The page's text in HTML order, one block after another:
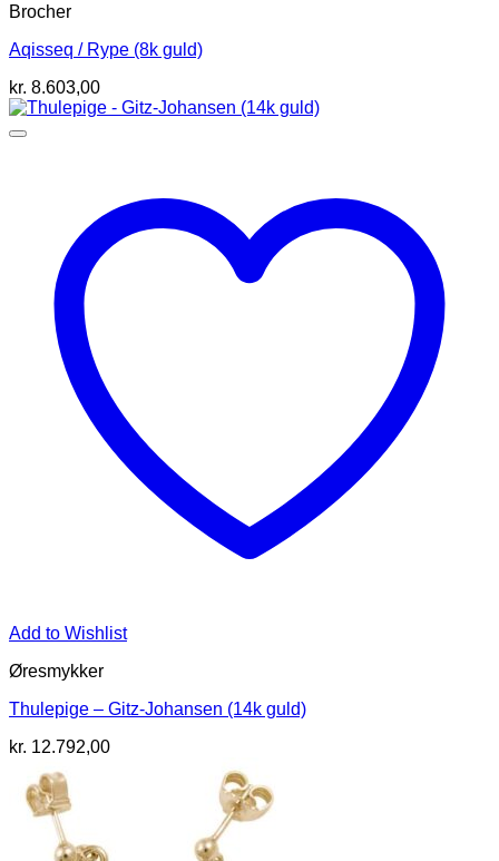
Brocher
Aqisseq / Rype (8k guld)
kr. 8.603,00
Add to Wishlist
Øresmykker
Thulepige – Gitz-Johansen (14k guld)
kr. 12.792,00